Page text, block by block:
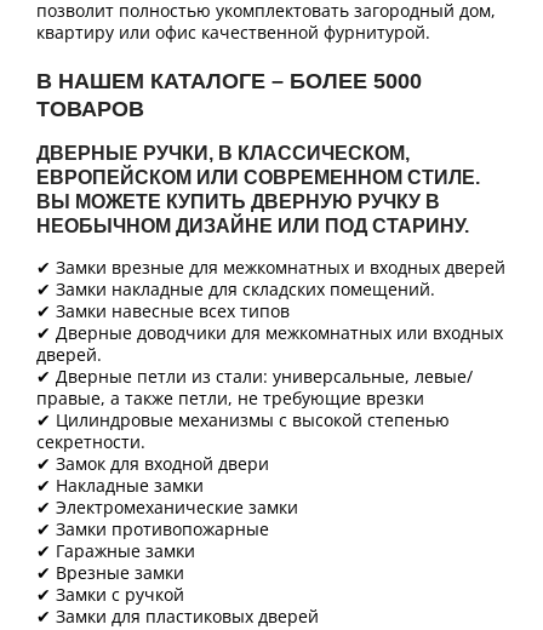
позволит полностью укомплектовать загородный дом,
квартиру или офис качественной фурнитурой.
В НАШЕМ КАТАЛОГЕ – БОЛЕЕ 5000
ТОВАРОВ
ДВЕРНЫЕ РУЧКИ, В КЛАССИЧЕСКОМ,
ЕВРОПЕЙСКОМ ИЛИ СОВРЕМЕННОМ СТИЛЕ.
ВЫ МОЖЕТЕ КУПИТЬ ДВЕРНУЮ РУЧКУ В
НЕОБЫЧНОМ ДИЗАЙНЕ ИЛИ ПОД СТАРИНУ.
✔ Замки врезные для межкомнатных и входных дверей
✔ Замки накладные для складских помещений.
✔ Замки навесные всех типов
✔ Дверные доводчики для межкомнатных или входных
дверей.
✔ Дверные петли из стали: универсальные, левые/
правые, а также петли, не требующие врезки
✔ Цилиндровые механизмы с высокой степенью
секретности.
✔ Замок для входной двери
✔ Накладные замки
✔ Электромеханические замки
✔ Замки противопожарные
✔ Гаражные замки
✔ Врезные замки
✔ Замки с ручкой
✔ Замки для пластиковых дверей